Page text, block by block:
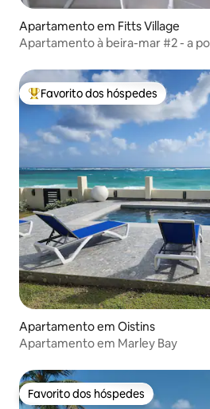
Apartamento em Fitts Village
Apartamento à beira-mar #2 - a
Favoritos dos hóspedes mais
Favorito dos hóspedes
Apartamento em Oistins
Apartamento em Marley Bay
Favorito dos hóspedes
Favorito dos hóspedes